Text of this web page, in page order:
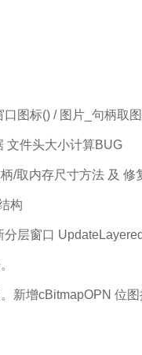
图标() / 图片_句柄取
文件头大小计算BUG
/取内存尺寸方法 及 修
构
层窗口
新增cBitmapOPN 位图